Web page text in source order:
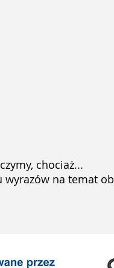
chociaż...
na temat